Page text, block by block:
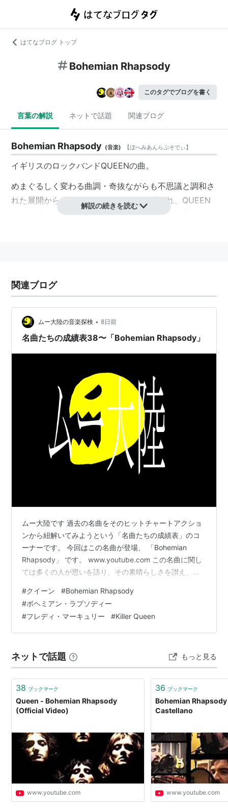
はてなブログ トップ
Bohemian Rhapsody
このタグでブログを書く
言葉の解説 ネットで話題 関連ブログ
Bohemian Rhapsody (音楽) 【ぼへみあんらぷそでぃ】
イギリスのロックバンドQUEENの曲。
めまぐるしく変わる曲調・奇抜ながらも不思議と調和さ
れた展開から、『ロックオペラ』とも呼ばれ、QUEEN
だけが成し得ただろうオリジナリティ溢れる作品となっ
AT THE OPERA』
「まま〜うーうーうー」「ままみや!ままみや!」「がり
れお♪がりれお♪」とか歌ってる曲を聞いたら、コレで
す。
解説の続きを読む
関連ブログ
ムー大陸の音楽探検 • 8日前
名曲たちの成績表38〜「Bohemian Rhapsody」
ムー大陸です 過去の名曲をそのヒットチャートアクショ
ンから紐解いてみようという「名曲たちの成績表」のコ
ーナーです。 今回はこの名曲が登場、 「Bohemian
Rhapsody」 です。 www.youtube.com この名曲に関し
ては多くの人が思いを語り、その素晴らしさを讃え、隠
作されて、皆さんよくご存知だと思います。 従って、今
回は出来るだけコーナーの方針に従って、チャートアク
ションの数字に沿って話を進めて行くようにしたいと思
います。私個人的にもクイーンやこの曲に対する思いは
にお任せしたい…
#クイーン #Bohemian Rhapsody
#ボヘミアン・ラプソディー
#フレディ・マーキュリー #Killer Queen
ネットで話題 もっと見る
38 ブックマーク
Queen - Bohemian Rhapsody
(Official Video)
www.youtube.com
36 ブックマーク
Bohemian
Castellano
www.youtube.com